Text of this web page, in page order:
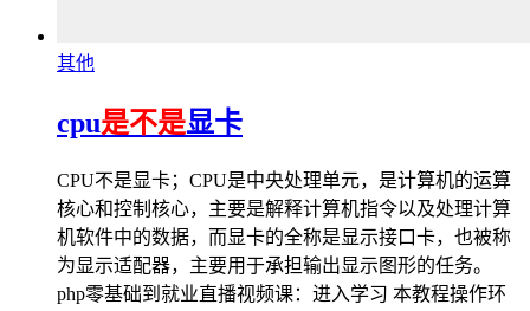
其他
cpu是不是显卡
CPU不是显卡；CPU是中央处理单元，是计算机的运算
核心和控制核心，主要是解释计算机指令以及处理计算
机软件中的数据，而显卡的全称是显示接口卡，也被称
为显示适配器，主要用于承担输出显示图形的任务。
php零基础到就业直播视频课：进入学习 本教程操作环